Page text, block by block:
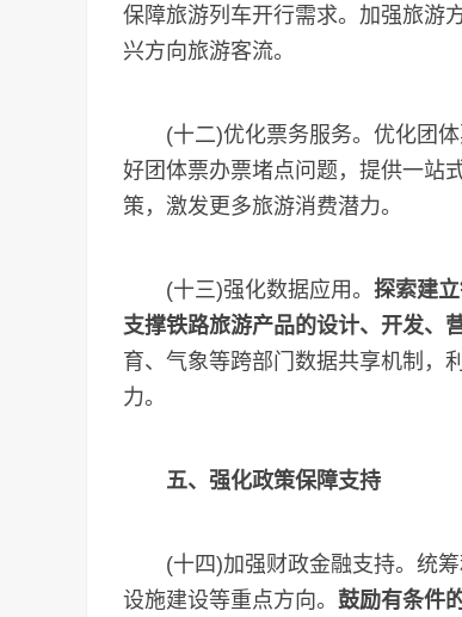
保障旅游列车开行需求。加强旅游
兴方向旅游客流。
(十二)优化票务服务。优化团体
好团体票办票堵点问题，提供一站
策，激发更多旅游消费潜力。
(十三)强化数据应用。 探索建
支撑铁路旅游产品的设计、开发、
育、气象等跨部门数据共享机制，
力。
五、强化政策保障支持
(十四)加强财政金融支持。统筹
设施建设等重点方向。 鼓励有条件